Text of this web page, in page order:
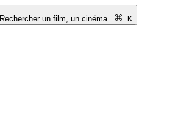
Rechercher un film, un cinéma...
K